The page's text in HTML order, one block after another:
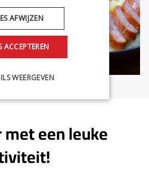
een leuke
ACCEPTEREN
AFWIJZEN
WEERGEVEN